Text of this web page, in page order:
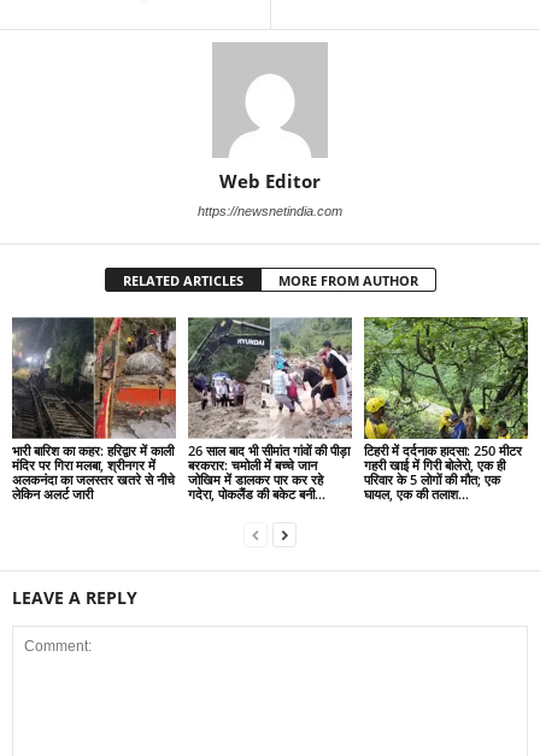
Web Editor
https://newsnetindia.com
RELATED ARTICLES MORE FROM AUTHOR
भारी बारिश का कहर: हरिद्वार में काली
मंदिर पर गिरा मलबा, श्रीनगर में
अलकनंदा का जलस्तर खतरे से नीचे
लेकिन अलर्ट जारी
26 साल बाद भी सीमांत गांवों की पीड़ा
बरकरार: चमोली में बच्चे जान
जोखिम में डालकर पार कर रहे
गदेरा, पोकलैंड की बकेट बनी...
टिहरी में दर्दनाक हादसा: 250 मीटर
गहरी खाई में गिरी बोलेरो, एक ही
परिवार के 5 लोगों की मौत; एक
घायल, एक की तलाश...
LEAVE A REPLY